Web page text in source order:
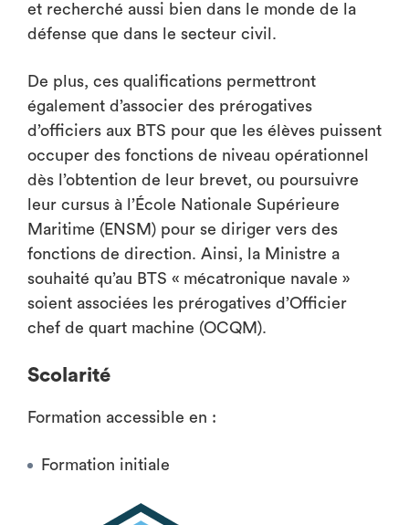
et recherché aussi bien dans le monde de la
défense que dans le secteur civil.
De plus, ces qualifications permettront
également d’associer des prérogatives
d’officiers aux BTS pour que les élèves puissent
occuper des fonctions de niveau opérationnel
dès l’obtention de leur brevet, ou poursuivre
leur cursus à l’École Nationale Supérieure
Maritime (ENSM) pour se diriger vers des
fonctions de direction. Ainsi, la Ministre a
souhaité qu’au BTS « mécatronique navale »
soient associées les prérogatives d’Officier
chef de quart machine (OCQM).
Scolarité
Formation accessible en :
Formation initiale